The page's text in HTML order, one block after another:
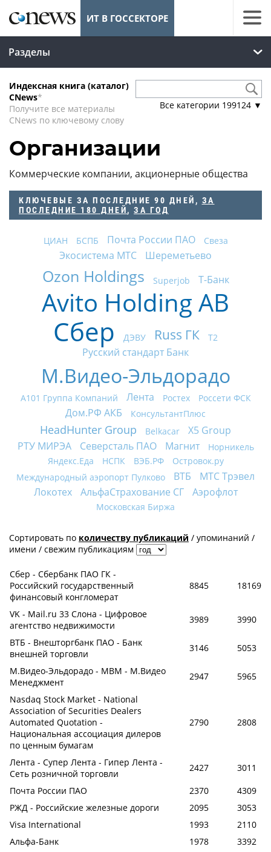
ИТ В ГОССЕКТОРЕ
Разделы
Индексная книга (каталог)
CNews*
Получите все материалы
CNews по ключевому слову
Все категории 199124 ▼
Организации
Коммерческие компании, акционерные общества
КЛЮЧЕВЫЕ ЗА ПОСЛЕДНИЕ 90 ДНЕЙ , ЗА
ПОСЛЕДНИЕ 180 ДНЕЙ, ЗА ГОД
ЦИАН БСПБ Почта России ПАО Свеза
Экосистема МТС Шереметьево
Ozon Holdings Superjob Т-Банк
Avito Holding AB
Сбер ДЭВУ Russ ГК Т2
Русский стандарт Банк
М.Видео-Эльдорадо
А101 Группа Компаний Лента Ростех Россети ФСК
Дом.РФ АКБ КонсультантПлюс
HeadHunter Group Belkacar
X5 Group
РТУ МИРЭА
Северсталь ПАО Магнит
Норникель
Яндекс.Еда
НСПК ВЭБ.РФ
Островок.ру
Международный аэропорт Пулково
ВТБ
МТС Трэвел
Локотех
АльфаСтрахование СГ Аэрофлот
Московская Биржа
Сортировать по количеству публикаций / упоминаний /
имени / свежим публикациям
Сбер - Сбербанк ПАО ГК -
Российский государственный
финансовый конгломерат
8845 18169
VK - Mail.ru 33 Слона - Цифровое
агентство недвижимости
3989
3990
ВТБ - Внешторгбанк ПАО - Банк
внешней торговли
3146
5053
М.Видео-Эльдорадо - МВМ - М.Видео
Менеджмент
2947
5965
Nasdaq Stock Market - National
Association of Securities Dealers
Automated Quotation -
Национальная ассоциация дилеров
по ценным бумагам
2790 2808
Лента - Супер Лента - Гипер Лента -
Сеть розничной торговли
2427
3011
Почта России ПАО
2370
4309
РЖД - Российские железные дороги
2095
3053
Visa International
1993
2110
Альфа-Банк
1978
3392